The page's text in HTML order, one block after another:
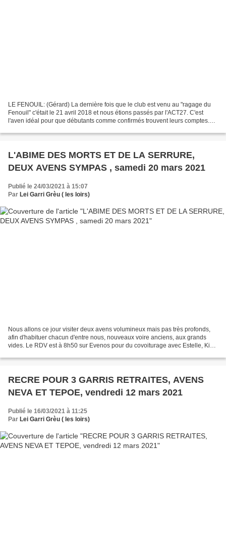
LE FENOUIL: (Gérard) La dernière fois que le club est venu au "ragage du
Fenouil" c'était le 21 avril 2018 et nous étions passés par l'ACT27. C'est
l'aven idéal pour que débutants comme confirmés trouvent leurs comptes.
L'ABIME DES MORTS ET DE LA SERRURE,
DEUX AVENS SYMPAS , samedi 20 mars 2021
Publié le 24/03/2021 à 15:07
Par Lei Garri Grèu ( les loirs)
Nous allons ce jour visiter deux avens volumineux mais pas très profonds,
afin d'habituer chacun d'entre nous, nouveaux voire anciens, aux grands
vides. Le RDV est à 8h50 sur Evenos pour du covoiturage avec Estelle, Kiki
RECRE POUR 3 GARRIS RETRAITES, AVENS
NEVA ET TEPOE, vendredi 12 mars 2021
Publié le 16/03/2021 à 11:25
Par Lei Garri Grèu ( les loirs)